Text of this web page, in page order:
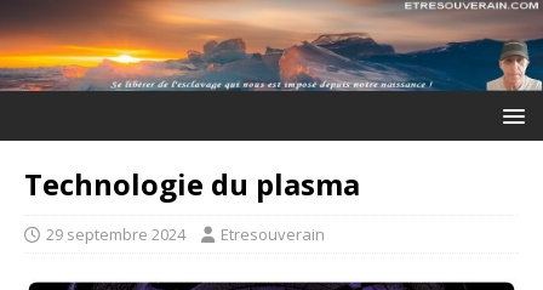
Technologie du plasma
29 septembre 2024 Etresouverain